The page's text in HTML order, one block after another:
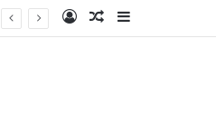
Log InRandom Article
Sidebar